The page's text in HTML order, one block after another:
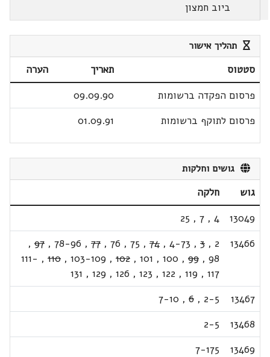
ביוב חמצון
תהליך אישור
סטטוס תאריך
הערה
פרסום הפקדה ברשומות
09.09.90
פרסום לתוקף ברשומות
01.09.91
גושים וחלקות
גוש
חלקה
13049
4
,
7
,
25
13466
2
,
3
,
4-73
,
74
,
75
,
76
,
77
,
78-96
,
97
,
98
,
99
,
100
,
101
,
102
,
103-109
,
110
,
111-
117
,
119
,
122
,
123
,
126
,
129
,
131
13467
2-5
,
6
,
7-10
13468
2-5
13469
7-175